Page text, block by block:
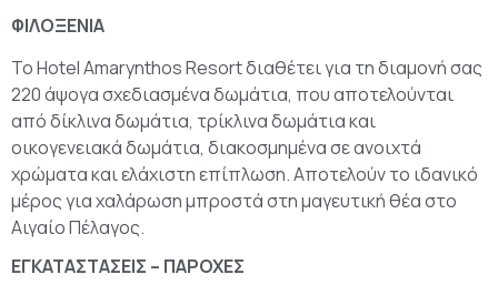
ΦΙΛΟΞΕΝΙΑ
Το Hotel Amarynthos Resort διαθέτει για τη διαμονή σας
220 άψογα σχεδιασμένα δωμάτια, που αποτελούνται
από δίκλινα δωμάτια, τρίκλινα δωμάτια και
οικογενειακά δωμάτια, διακοσμημένα σε ανοιχτά
χρώματα και ελάχιστη επίπλωση. Αποτελούν το ιδανικό
μέρος για χαλάρωση μπροστά στη μαγευτική θέα στο
Αιγαίο Πέλαγος.
ΕΓΚΑΤΑΣΤΑΣΕΙΣ – ΠΑΡΟΧΕΣ